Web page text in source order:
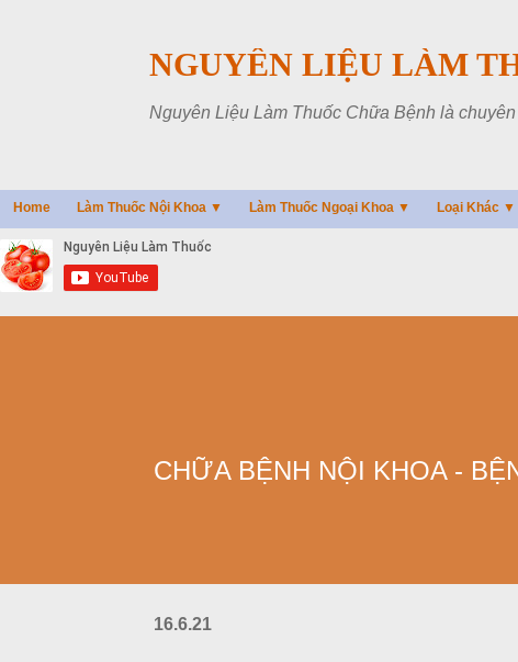
NGUYÊN LIỆU LÀM
Nguyên Liệu Làm Thuốc Chữa Bệnh là
Home Làm Thuốc Nội Khoa ▼ Làm Thuốc Ngoại Khoa ▼ Loại Khác ▼
CHỮA BỆNH NỘI KHOA -
16.6.21